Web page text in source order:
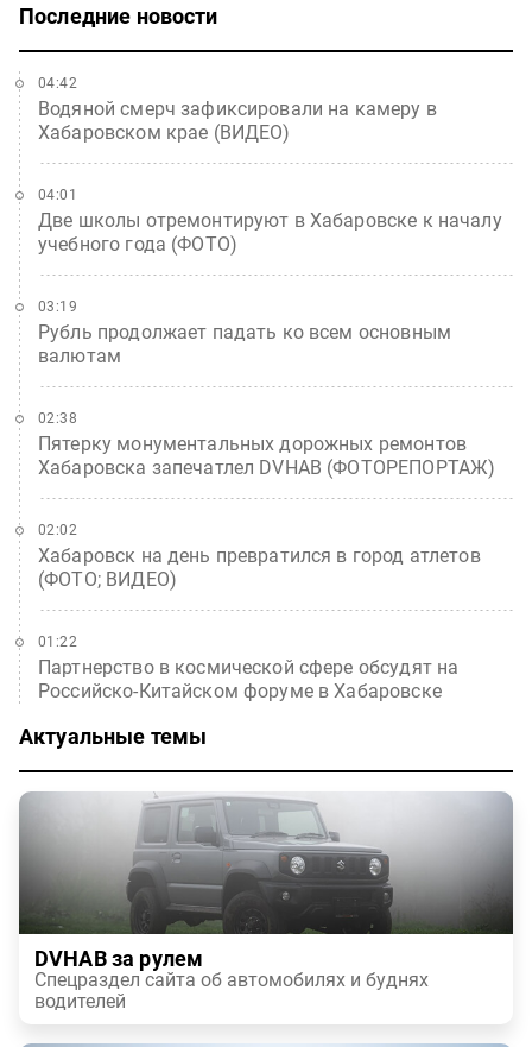
Последние новости
Водяной смерч зафиксировали на камеру в
Хабаровском крае (ВИДЕО)
04:42
Две школы отремонтируют в Хабаровске к началу
учебного года (ФОТО)
04:01
Рубль продолжает падать ко всем основным
валютам
03:19
Пятерку монументальных дорожных ремонтов
Хабаровска запечатлел DVHAB (ФОТОРЕПОРТАЖ)
02:38
Хабаровск на день превратился в город атлетов
(ФОТО; ВИДЕО)
02:02
Партнерство в космической сфере обсудят на
Российско-Китайском форуме в Хабаровске
01:22
Актуальные темы
DVHAB за рулем
Спецраздел сайта об автомобилях и буднях
водителей